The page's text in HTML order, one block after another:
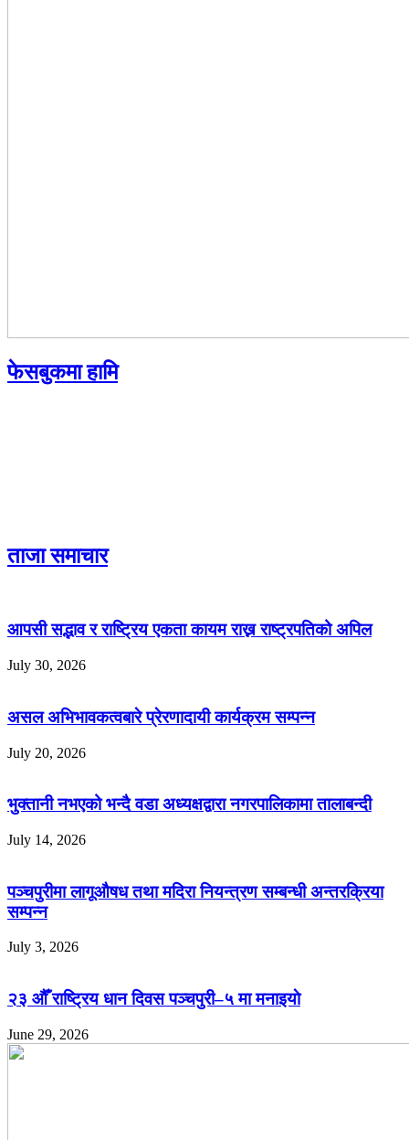
फेसबुकमा हामि
ताजा समाचार
आपसी सद्भाव र राष्ट्रिय एकता कायम राख्न राष्ट्रपतिको अपिल
July 30, 2026
असल अभिभावकत्वबारे प्रेरणादायी कार्यक्रम सम्पन्न
July 20, 2026
भुक्तानी नभएको भन्दै वडा अध्यक्षद्वारा नगरपालिकामा तालाबन्दी
July 14, 2026
पञ्चपुरीमा लागूऔषध तथा मदिरा नियन्त्रण सम्बन्धी अन्तरक्रिया
सम्पन्न
July 3, 2026
२३ औँ राष्ट्रिय धान दिवस पञ्चपुरी–५ मा मनाइयाे
June 29, 2026